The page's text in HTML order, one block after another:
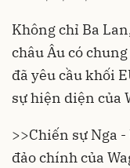
Không chỉ Ba
châu Âu có
đã yêu cầu khối
sự hiện diện của
>>Chiến sự Nga
đảo chính của